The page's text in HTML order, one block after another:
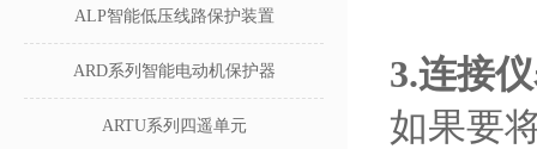
ALP智能低压线路保护装置
ARD系列智能电动机保护器
ARTU系列四遥单元
3.连接
如果要